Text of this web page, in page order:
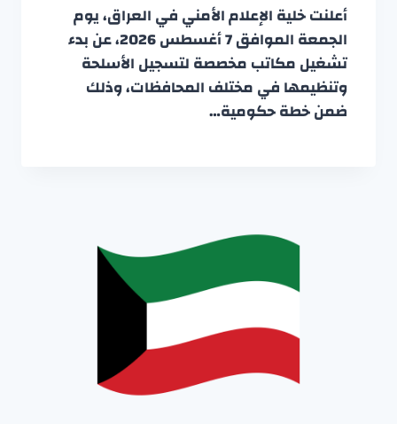
أعلنت خلية الإعلام الأمني في العراق، يوم
الجمعة الموافق 7 أغسطس 2026، عن بدء
تشغيل مكاتب مخصصة لتسجيل الأسلحة
وتنظيمها في مختلف المحافظات، وذلك
ضمن خطة حكومية…